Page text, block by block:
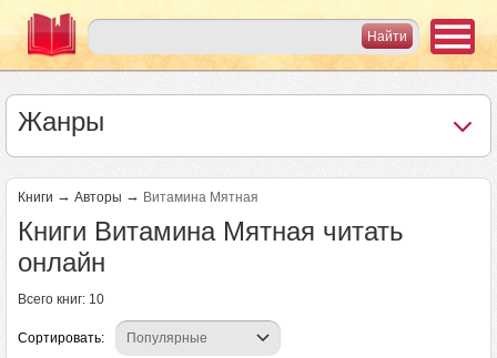
Жанры
Книги → Авторы → Витамина Мятная
Книги Витамина Мятная читать
онлайн
Всего книг: 10
Сортировать: